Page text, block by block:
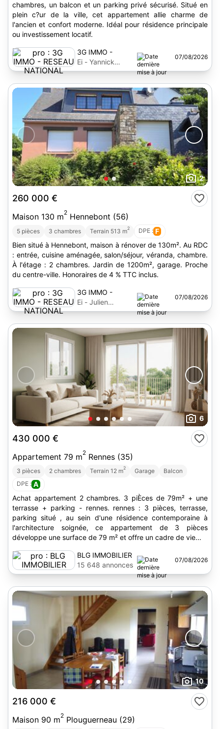
chambres, un balcon et un parking privé sécurisé. Situé en
plein c?ur de la ville, cet appartement allie charme de
l'ancien et confort moderne. Idéal pour résidence principale
ou investissement locatif.
3G IMMO -
RESEAU
NATIONAL
Ei - Yannick
Abgrall
07/08/2026
2
260 000 €
Maison 130 m2 Hennebont (56)
5 pièces 3 chambres Terrain 513 m2 DPE : F
Bien situé à Hennebont, maison à rénover de 130m². Au RDC
: entrée, cuisine aménagée, salon/séjour, véranda, chambre.
À l'étage : 2 chambres. Jardin de 1200m², garage. Proche
du centre-ville. Honoraires de 4 % TTC inclus.
3G IMMO -
RESEAU
NATIONAL
Ei - Julien
Rocaboy
07/08/2026
6
430 000 €
Appartement 79 m2 Rennes (35)
3 pièces 2 chambres Terrain 12 m2 Garage
Balcon
DPE : A
Achat appartement 2 chambres. 3 piÈces de 79m² + une
terrasse + parking - rennes. rennes : 3 pièces, terrasse,
parking situé , au sein d'une résidence contemporaine à
l'architecture soignée, ce appartement de 3 pièces
développe une surface de 79 m² et offre un cadre de vie...
BLG IMMOBILIER
15 648 annonces
07/08/2026
10
216 000 €
Maison 90 m2 Plouguerneau (29)